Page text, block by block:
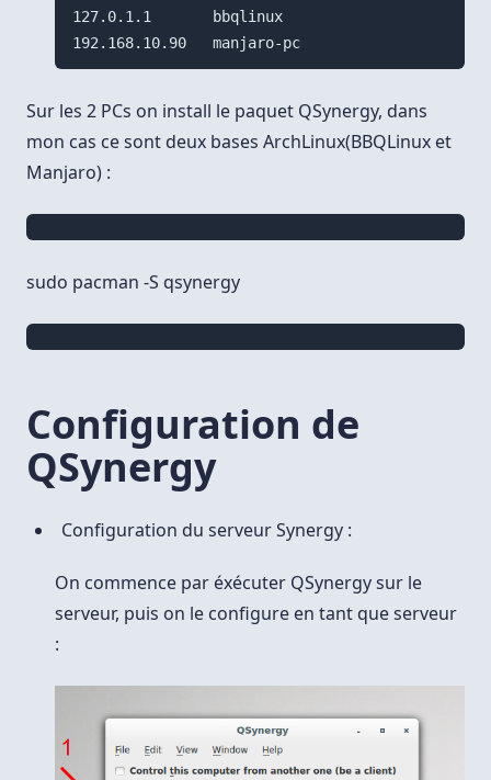
127.0.1.1       bbqlinux
192.168.10.90   manjaro-pc
Sur les 2 PCs on install le paquet QSynergy, dans
mon cas ce sont deux bases ArchLinux(BBQLinux et
Manjaro) :
sudo pacman -S qsynergy
Configuration de
QSynergy
Configuration du serveur Synergy :
On commence par éxécuter QSynergy sur le
serveur, puis on le configure en tant que serveur
: